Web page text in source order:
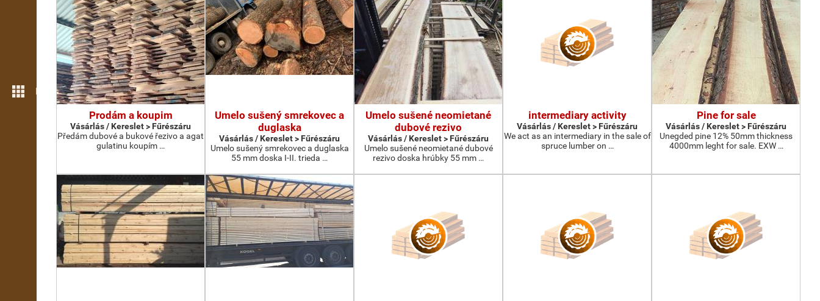
Még több funkció
Prodám a koupim
Vásárlás / Kereslet > Fűrészáru
Předám dubové a bukové řezivo a agat
gulatinu koupím …
Umelo sušený smrekovec a
duglaska
Vásárlás / Kereslet > Fűrészáru
Umelo sušený smrekovec a duglaska
55 mm doska I-II. trieda …
Umelo sušené neomietané
dubové rezivo
Vásárlás / Kereslet > Fűrészáru
Umelo sušené neomietané dubové
rezivo doska hrúbky 55 mm …
intermediary activity
Vásárlás / Kereslet > Fűrészáru
We act as an intermediary in the sale of
spruce lumber on …
Pine for sale
Vásárlás / Kereslet > Fűrészáru
Unegded pine 12% 50mm thickness
4000mm leght for sale. EXW …